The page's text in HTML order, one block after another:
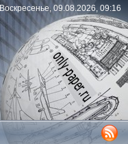
Воскресенье, 09.08.2026, 09:16